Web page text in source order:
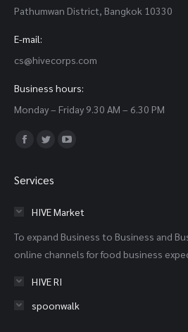
Pathumwan District, Bangkok 10330
E-mail:
cs@hivecorps.com
Business hours:
Monday – Friday 9.30 AM – 6.30 PM
Find us on:
Facebook
opens
window
Twitter
opens
windowwindow
Services
HIVE Market
To expand Business to Business and
online channels for food business
HIVE RI
spoonwalk